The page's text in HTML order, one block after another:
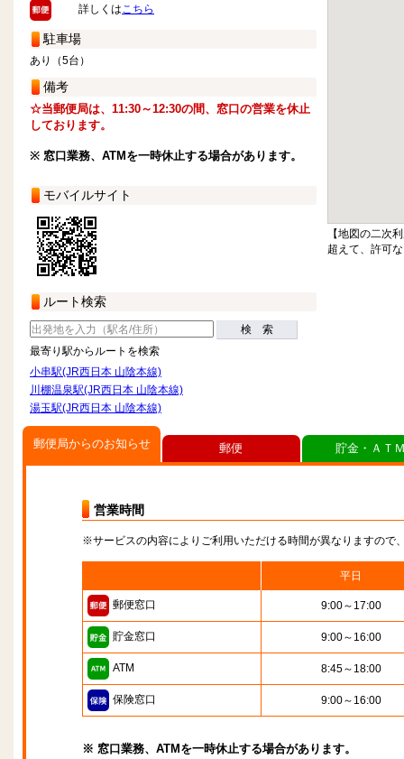
詳しくはこちら
駐車場
あり（5台）
備考
☆当郵便局は、11:30～12:30の間、窓口の営業を休止
しております。
※ 窓口業務、ATMを一時休止する場合があります。
モバイルサイト
ルート検索
検 索
最寄り駅からルートを検索
小串駅(JR西日本 山陰本線)
川棚温泉駅(JR西日本 山陰本線)
湯玉駅(JR西日本 山陰本線)
【地図の二次
超えて、許可
郵便局からのお知らせ
営業時間
※サービスの内容によりご利用いただける時間が異なりますので
平日
郵便窓口 9:00～17:00
貯金窓口 9:00～16:00
ATM 8:45～18:00
保険窓口 9:00～16:00
※ 窓口業務、ATMを一時休止する場合があります。
郵便 貯金・ＡＴ